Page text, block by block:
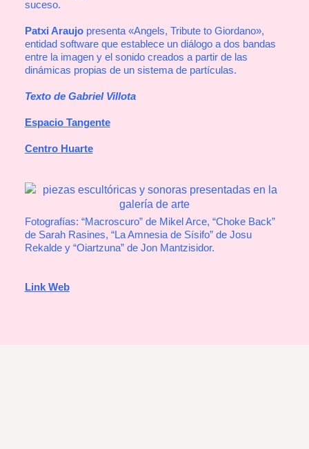
suceso.
Patxi Araujopresenta «Angels, Tribute to Giordano»,
entidad software que establece un diálogo a dos bandas
entre la imagen y el sonido creados a partir de las
dinámicas propias de un sistema de partículas.
Texto de Gabriel Villota
Espacio Tangente
Centro Huarte
Fotografías: “Macroscuro” de Mikel Arce, “Choke Back”
de Sarah Rasines, “La Amnesia de Sísifo” de Josu
Rekalde y “Oiartzuna” de Jon Mantzisidor.
Link Web